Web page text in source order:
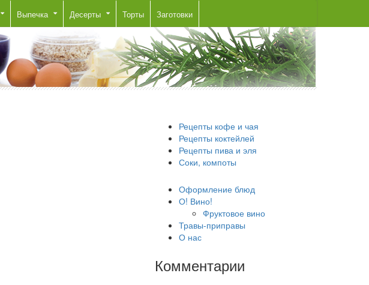
Выпечка Десерты Торты Заготовки
Рецепты кофе и чая
Рецепты коктейлей
Рецепты пива и эля
Соки, компоты
Оформление блюд
О! Вино!
Фруктовое вино
Травы-приправы
О нас
Комментарии